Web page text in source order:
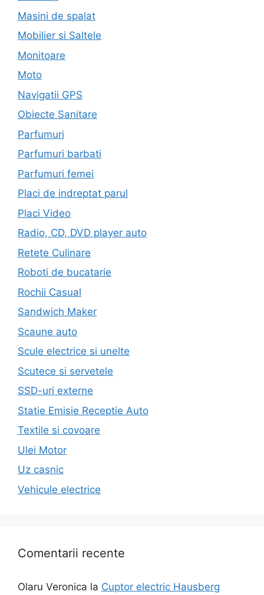
Masini de spalat
Mobilier si Saltele
Monitoare
Moto
Navigatii GPS
Obiecte Sanitare
Parfumuri
Parfumuri barbati
Parfumuri femei
Placi de indreptat parul
Placi Video
Radio, CD, DVD player auto
Retete Culinare
Roboti de bucatarie
Rochii Casual
Sandwich Maker
Scaune auto
Scule electrice si unelte
Scutece si servetele
SSD-uri externe
Statie Emisie Receptie Auto
Textile si covoare
Ulei Motor
Uz casnic
Vehicule electrice
Comentarii recente
Olaru Veronica la Cuptor electric Hausberg